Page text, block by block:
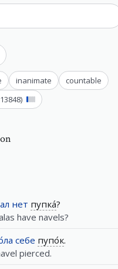
inanimate
countable
13848)
нет пупка́?
have navels?
себе пупо́к.
pierced.